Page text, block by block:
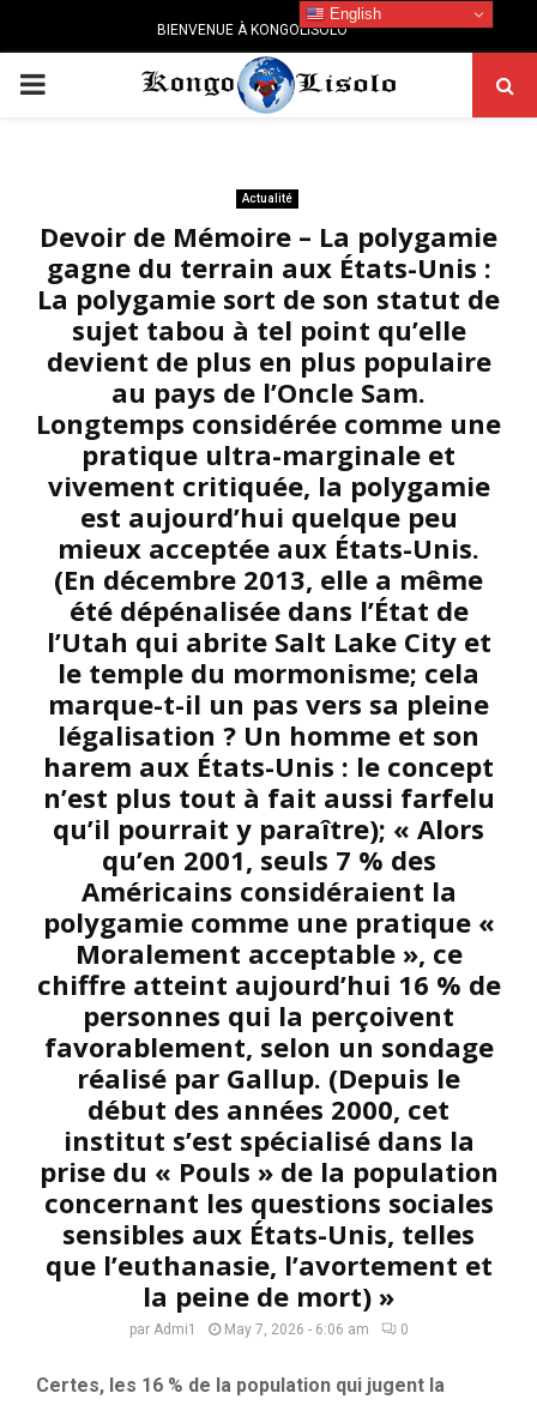
BIENVENUE À KONGOLISOLO
PRIMARY
Actualité
Devoir de Mémoire – La polygamie
gagne du terrain aux États-Unis :
La polygamie sort de son statut de
sujet tabou à tel point qu’elle
devient de plus en plus populaire
au pays de l’Oncle Sam.
Longtemps considérée comme une
pratique ultra-marginale et
vivement critiquée, la polygamie
est aujourd’hui quelque peu
mieux acceptée aux États-Unis.
(En décembre 2013, elle a même
été dépénalisée dans l’État de
l’Utah qui abrite Salt Lake City et
le temple du mormonisme; cela
marque-t-il un pas vers sa pleine
légalisation ? Un homme et son
harem aux États-Unis : le concept
n’est plus tout à fait aussi farfelu
qu’il pourrait y paraître); « Alors
qu’en 2001, seuls 7 % des
Américains considéraient la
polygamie comme une pratique «
Moralement acceptable », ce
chiffre atteint aujourd’hui 16 % de
personnes qui la perçoivent
favorablement, selon un sondage
réalisé par Gallup. (Depuis le
début des années 2000, cet
institut s’est spécialisé dans la
prise du « Pouls » de la population
concernant les questions sociales
sensibles aux États-Unis, telles
que l’euthanasie, l’avortement et
la peine de mort) »
par Admi1 May 7, 2026 - 6:06 am 0
Certes, les 16 % de la population qui jugent la
English